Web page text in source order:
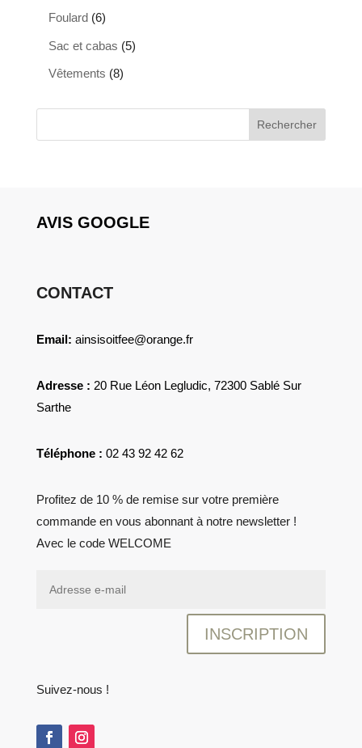
Foulard 66
produits
Sac et cabas 55
Vêtements 88
Rechercher
AVIS GOOGLE
CONTACT
Email: ainsisoitfee@orange.fr
Adresse : 20 Rue Léon Legludic, 72300 Sablé Sur
Sarthe
Téléphone : 02 43 92 42 62
Profitez de 10 % de remise sur votre première
commande en vous abonnant à notre newsletter !
Avec le code WELCOME
INSCRIPTION
Suivez-nous !